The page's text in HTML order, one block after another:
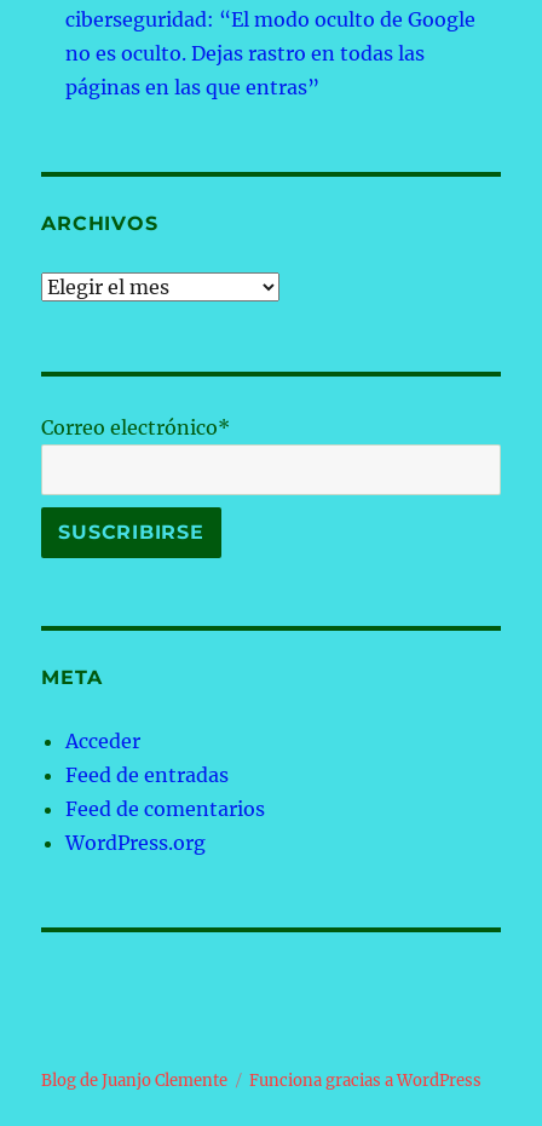
ciberseguridad: “El modo oculto de Google
no es oculto. Dejas rastro en todas las
páginas en las que entras”
ARCHIVOS
Archivos
Correo electrónico*
META
Acceder
Feed de entradas
Feed de comentarios
WordPress.org
Blog de Juanjo Clemente Funciona gracias a WordPress